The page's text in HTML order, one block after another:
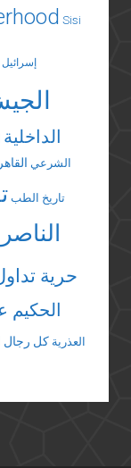
Sisi
إسرائيل
الداخلية
الشرعي
تاريخ الطب
الناصر
حرية
الحكيم
العذرية كل رجال